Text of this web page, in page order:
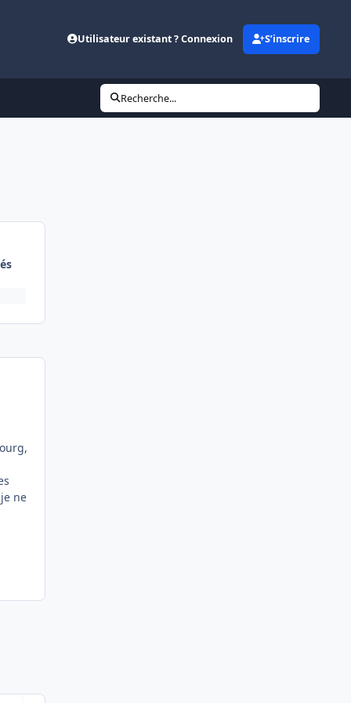
Utilisateur existant ? Connexion S’inscrire
Recherche...
ne